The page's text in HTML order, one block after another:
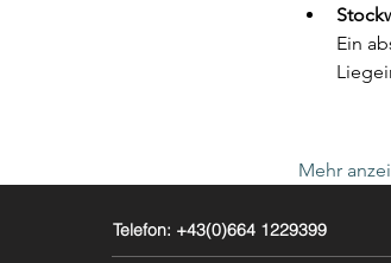
Ein
Mehr
Telefon: +43(0)664 1229399